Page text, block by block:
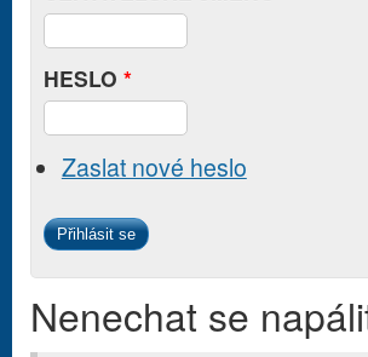
HESLO *
Zaslat nové heslo
Nenechat se